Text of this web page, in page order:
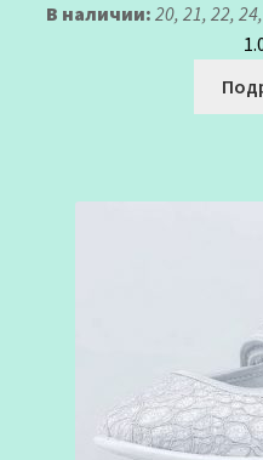
В наличии: 20, 21, 22,